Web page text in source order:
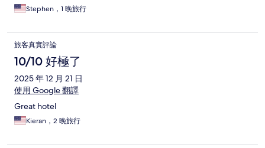
Stephen，1 晚旅行
旅客真實評論
10/10 好極了
2025 年 12 月 21 日
使用 Google 翻譯
Great hotel
Kieran，2 晚旅行